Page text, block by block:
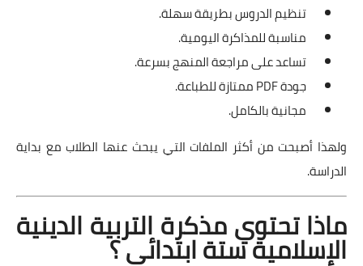
تنظيم الدروس بطريقة سهلة.
مناسبة للمذاكرة اليومية.
تساعد على مراجعة المنهج بسرعة.
جودة PDF ممتازة للطباعة.
مجانية بالكامل.
ولهذا أصبحت من أكثر الملفات التي يبحث عنها الطلاب مع بداية
الدراسة.
ماذا تحتوي مذكرة التربية الدينية
الإسلامية ستة ابتدائى ؟